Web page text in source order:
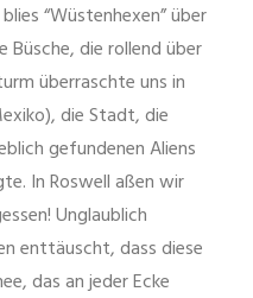
“Wüstenhexen” über
die rollend über
überraschte uns in
die Stadt, die
gefundenen Aliens
In Roswell aßen wir
Unglaublich
enttäuscht, dass diese
das an jeder Ecke